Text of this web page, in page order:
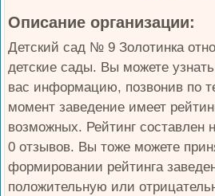
Описание организации:
Детский сад № 9 Золотинка
детские сады. Вы можете
вас информацию, позвонив по
момент заведение имеет
возможных. Рейтинг составлен
0 отзывов. Вы тоже можете
формировании рейтинга
положительную или